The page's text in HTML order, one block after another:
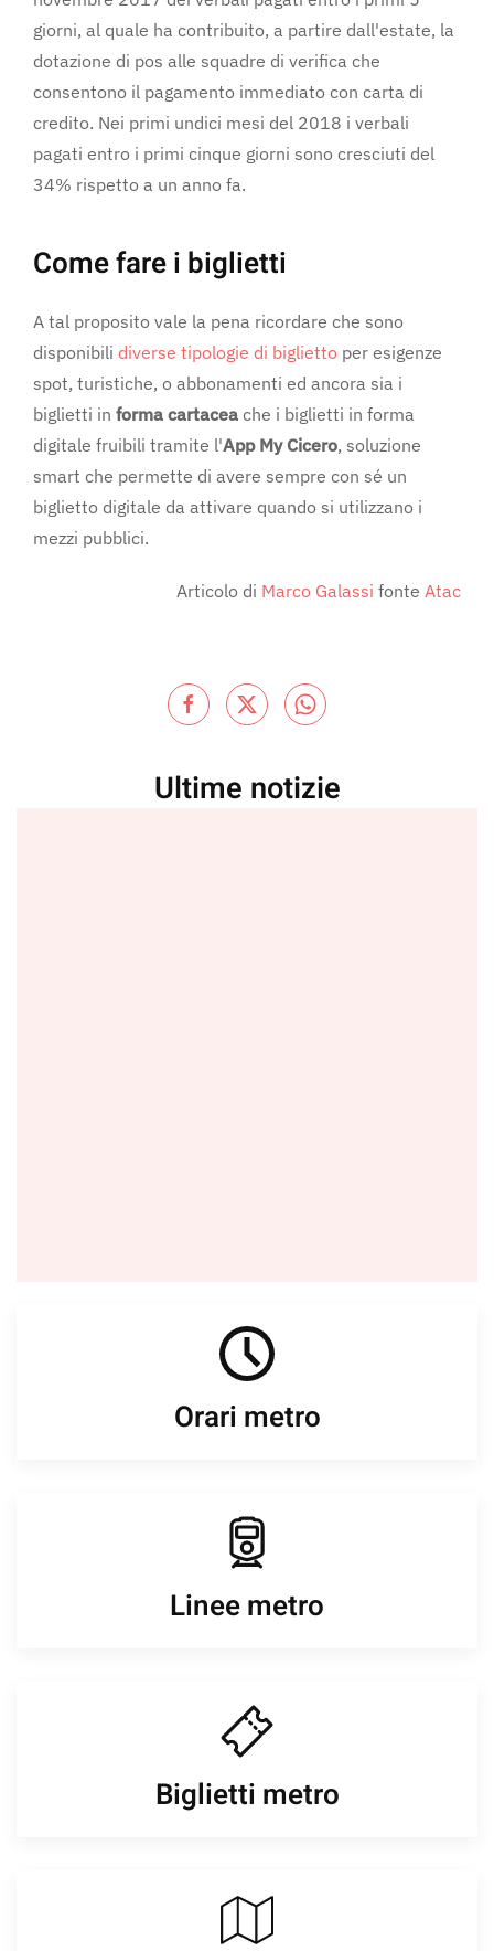
giorni, al quale ha contribuito, a partire dall'estate, la
dotazione di pos alle squadre di verifica che
consentono il pagamento immediato con carta di
credito. Nei primi undici mesi del 2018 i verbali
pagati entro i primi cinque giorni sono cresciuti del
34% rispetto a un anno fa.
Come fare i biglietti
A tal proposito vale la pena ricordare che sono
disponibili diverse tipologie di biglietto per esigenze
spot, turistiche, o abbonamenti ed ancora sia i
biglietti in forma cartacea che i biglietti in forma
digitale fruibili tramite l'App My Cicero, soluzione
smart che permette di avere sempre con sé un
biglietto digitale da attivare quando si utilizzano i
mezzi pubblici.
Articolo di Marco Galassi fonte Atac
Ultime notizie
Orari metro
Linee metro
Biglietti metro